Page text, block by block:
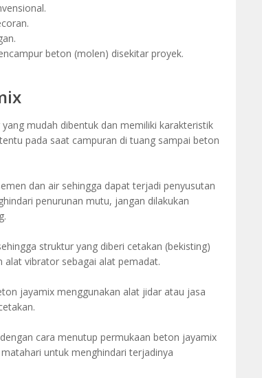
beton (molen) disekitar proyek.
mudah dibentuk dan memiliki karakteristik
pada saat campuran di tuang sampai beton
dan air sehingga dapat terjadi penyusutan
penurunan mutu, jangan dilakukan
struktur yang diberi cetakan (bekisting)
alat vibrator sebagai alat pemadat.
jayamix menggunakan alat jidar atau jasa
cara menutup permukaan beton jayamix
untuk menghindari terjadinya